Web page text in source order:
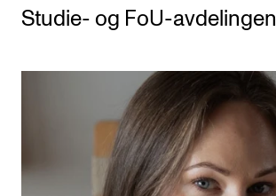
Doktorgrad
Etterutdanning og kurs
STUDENTLIV
Studie- og FoU-avdelingen